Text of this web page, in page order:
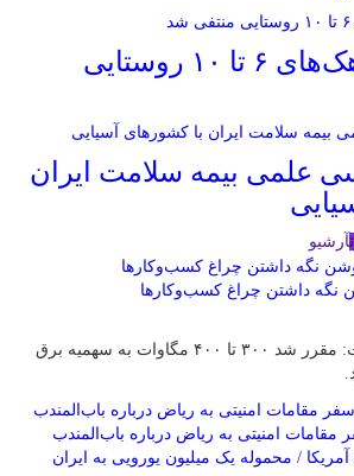
بیمه رایگان دهک‌های ۶ تا ۱۰ روستایی
علمی بیمه سلامت ایران
آرشیو
معاون وزیر صمت، گفت: مقرر شد ۳۰۰ تا ۴۰۰ مگاوات به سهمیه برق
امنیتی به ریاض درباره باب‌المندب